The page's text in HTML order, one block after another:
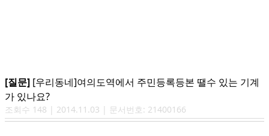
[질문] [우리동네]여의도역에서 주민등록등본 땔수 있는 기계
가 있나요?
조회수 148 | 2014.11.03 | 문서번호: 21400166